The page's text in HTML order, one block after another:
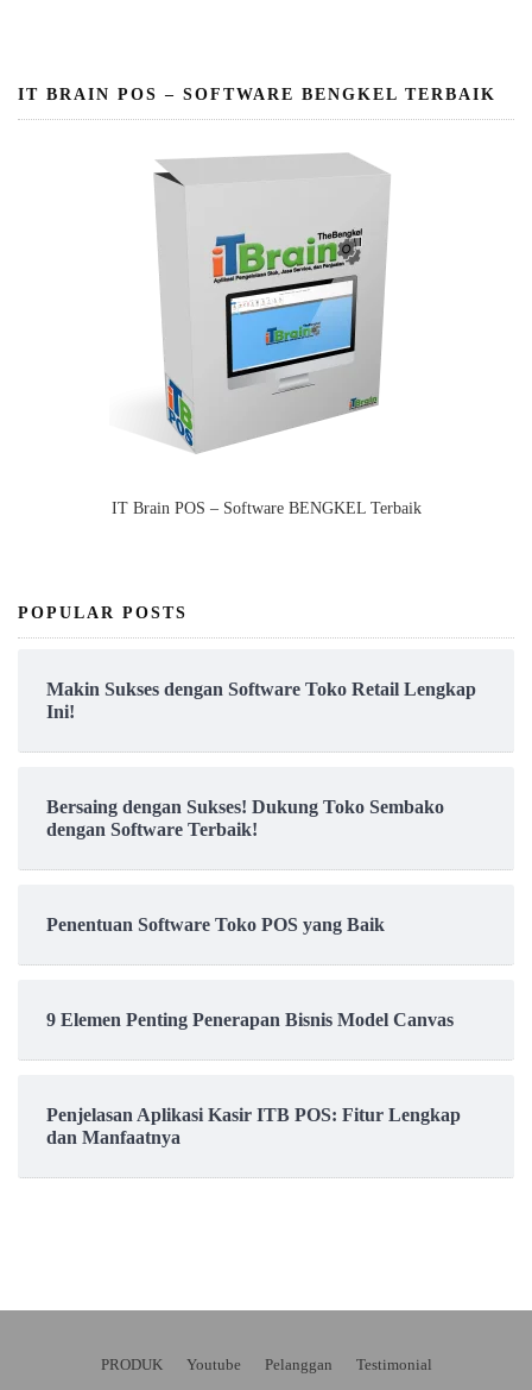
IT BRAIN POS – SOFTWARE BENGKEL TERBAIK
IT Brain POS – Software BENGKEL Terbaik
POPULAR POSTS
Makin Sukses dengan Software Toko Retail Lengkap
Ini!
Bersaing dengan Sukses! Dukung Toko Sembako
dengan Software Terbaik!
Penentuan Software Toko POS yang Baik
9 Elemen Penting Penerapan Bisnis Model Canvas
Penjelasan Aplikasi Kasir ITB POS: Fitur Lengkap
dan Manfaatnya
PRODUK Youtube Pelanggan Testimonial